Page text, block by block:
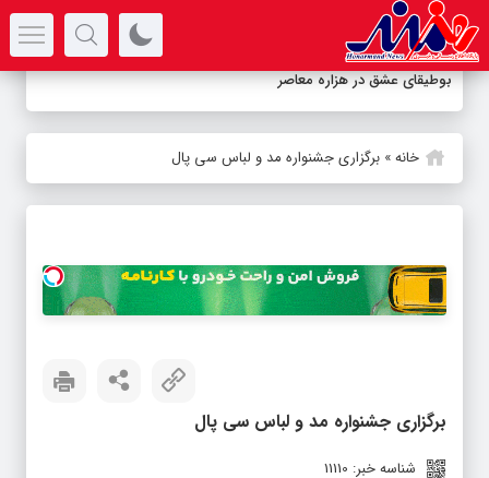
بوطیقای عشق در هزاره معاصر
خانه» برگزاری جشنواره مد و لباس سی پال
برگزاری جشنواره مد و لباس سی پال
شناسه خبر: 11110